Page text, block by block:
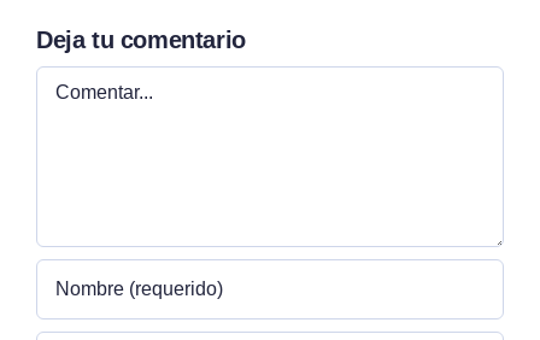
Deja tu comentario
Comentar